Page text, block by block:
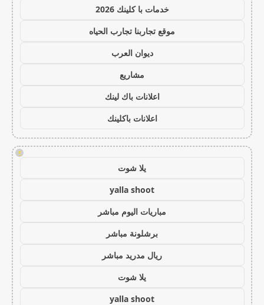
خدمات با كلينك 2026
موقع تجاربنا تجارب الحياه
ديوان العرب
مشاريع
اعلانات باك لينك
اعلانات باكلينك
!
يلا شوت
yalla shoot
مباريات اليوم مباشر
برشلونة مباشر
ريال مدريد مباشر
يلا شوت
yalla shoot